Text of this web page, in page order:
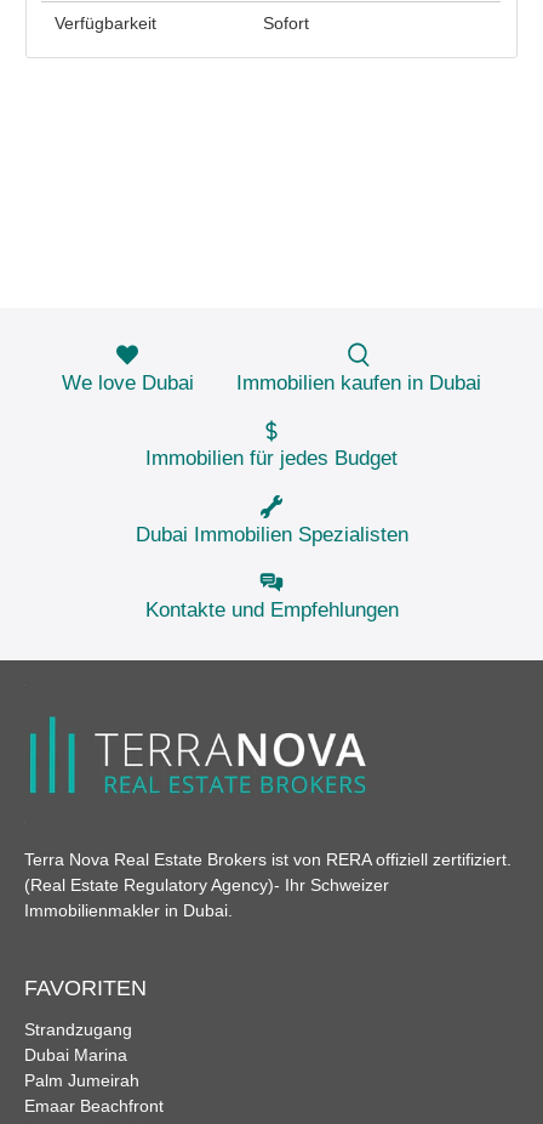
Verfügbarkeit Sofort
We love Dubai Immobilien kaufen in Dubai
Immobilien für jedes Budget
Dubai Immobilien Spezialisten
Kontakte und Empfehlungen
Terra Nova Real Estate Brokers ist von RERA offiziell zertifiziert.
(Real Estate Regulatory Agency)- Ihr Schweizer
Immobilienmakler in Dubai.
FAVORITEN
Strandzugang
Dubai Marina
Palm Jumeirah
Emaar Beachfront